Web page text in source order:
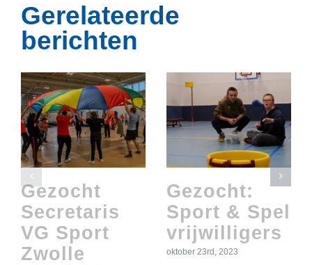
Gerelateerde
berichten
Gezocht
Secretaris
VG Sport
Zwolle
Gezocht:
Sport & Spel
vrijwilligers
oktober 23rd, 2023